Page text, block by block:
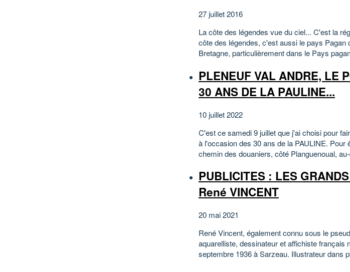
27 juillet 2016
La côte des légendes vue du ciel... C'est la
côte des légendes, c'est aussi le pays Pagan
Bretagne, particulièrement dans le Pays
PLENEUF VAL ANDRE, LE
30 ANS DE LA PAULINE...
10 juillet 2022
C'est ce samedi 9 juillet que j'ai choisi pour
à l'occasion des 30 ans de la PAULINE.
chemin des douaniers, côté Planguenoual,
PUBLICITES : LES
René VINCENT
20 mai 2021
René Vincent, également connu sous le
aquarelliste, dessinateur et affichiste
septembre 1936 à Sarzeau. Illustrateur dans